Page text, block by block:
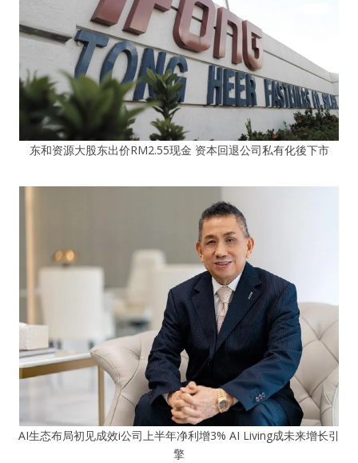
东和资源大股东出价RM2.55现金 资本回退公司私有化後下市
AI生态布局初见成效i公司上半年净利增3% AI Living成未来增长引
擎